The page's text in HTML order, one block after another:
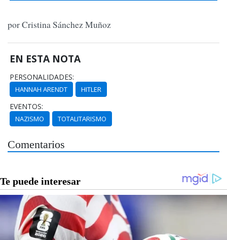
por Cristina Sánchez Muñoz
EN ESTA NOTA
PERSONALIDADES:
HANNAH ARENDT HITLER
EVENTOS:
NAZISMO TOTALITARISMO
Comentarios